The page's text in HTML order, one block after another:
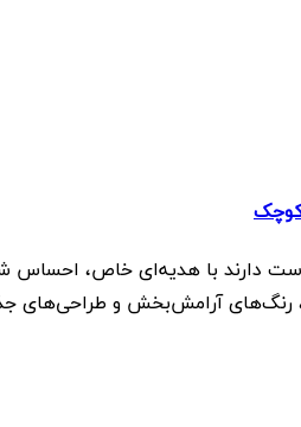
کوچک
دارند با هدیه‌ای خاص، احساس
رنگ‌های آرامش‌بخش و طراحی‌های